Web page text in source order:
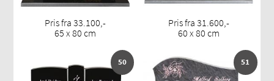
Pris fra 33.100,-
65 x 80 cm
Pris fra 31.600,-
60 x 80 cm
50 51